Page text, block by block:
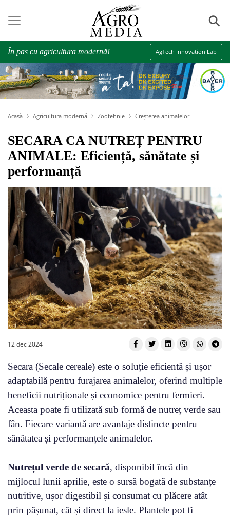
⚲
În pas cu agricultura modernă! AgTech Innovation Lab
Acasă Agricultura modernă Zootehnie Creșterea animalelor
SECARA CA NUTREȚ PENTRU
ANIMALE: Eficiență, sănătate și
performanță
12 dec 2024
Secara (Secale cereale) este o soluție eficientă și ușor
adaptabilă pentru furajarea animalelor, oferind multiple
beneficii nutriționale și economice pentru fermieri.
Aceasta poate fi utilizată sub formă de nutreț verde sau
fân. Fiecare variantă are avantaje distincte pentru
sănătatea și performanțele animalelor.
Nutrețul verde de secară, disponibil încă din
mijlocul lunii aprilie, este o sursă bogată de substanțe
nutritive, ușor digestibil și consumat cu plăcere atât
prin pășunat, cât și direct la iesle. Plantele pot fi